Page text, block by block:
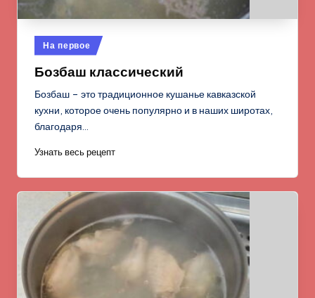
Опубликовано
в
На первое
Бозбаш классический
Бозбаш – это традиционное кушанье кавказской
кухни, которое очень популярно и в наших широтах,
благодаря…
Узнать весь рецепт